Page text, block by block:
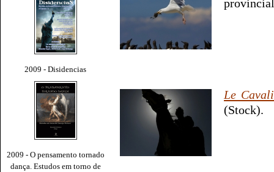
2009 - Disidencias
2009 - O pensamento tornado
dança. Estudos em torno de
Le
(Stock).